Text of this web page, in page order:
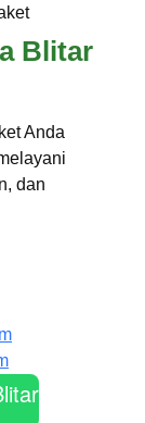
Blitar
Anda
dan